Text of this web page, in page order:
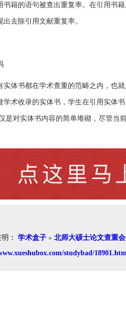
籍的语句被查出重复率。在引用书
去除引用文献重复率。
实体书都在学术查重的范畴之内，也
术收录的实体书，学生在引用实体
是对实体书内容的简单堆砌，尽管
： 学术盒子 » 北师大硕士论文查重
studybad/